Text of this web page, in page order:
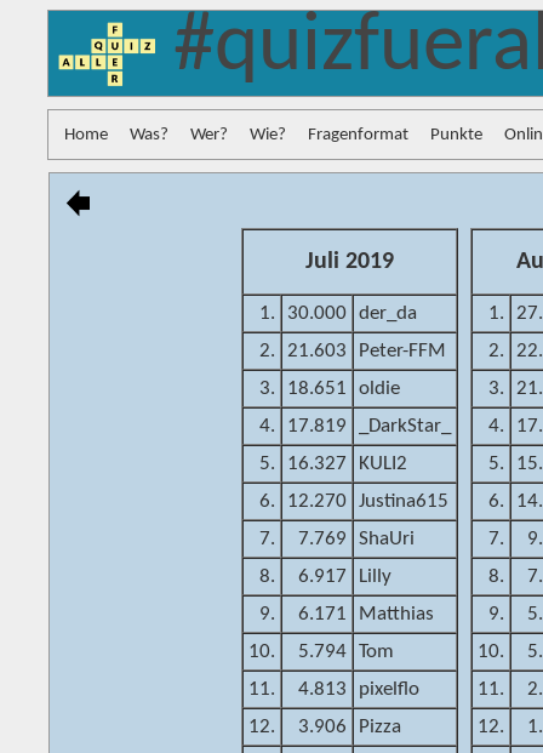
Home Was? Wer? Wie? Fragenformat Punkte
Juli 2019
1. 30.000
der_da
2.
21.603
Peter-FFM
3.
18.651
oldie
4.
17.819
_DarkStar_
5.
16.327
KULI2
6.
12.270
Justina615
7.
7.769
ShaUri
8.
6.917
Lilly
9.
6.171
Matthias
10.
5.794
Tom
11.
4.813
pixelflo
12.
3.906
Pizza
1.
2.
3.
4.
5.
6.
7.
8.
9.
10.
11.
12.